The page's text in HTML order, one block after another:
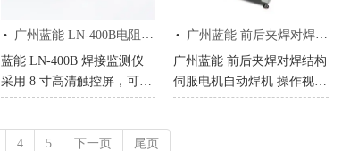
· 广州蓝能 LN-400B电阻焊监测仪
蓝能 LN‑400B 焊接监测仪
采用 8 寸高清触控屏，可实
时监测并显示焊接电流、电
移、温度、气压等波形与数
· 广州蓝能 前后夹焊对焊结构伺服电机自动焊机 操作视频
广州蓝能 前后夹焊对焊结构
伺服电机自动焊机 操作视
频：焊接是制造业核心环
4 5 下一页 尾页